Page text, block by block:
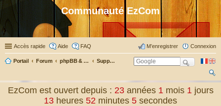
Communauté EzCom
Accès rapide Aide FAQ Connexion
M’enregistrer
Portail Forum phpBB & Co Support pour phpBB
EzCom est ouvert depuis : 23 années1 mois1 jours
13 heures 52 minutes 6 secondes